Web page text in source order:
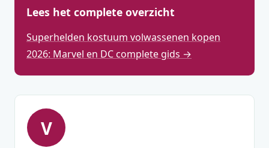
Lees het complete overzicht
Superhelden kostuum volwassenen kopen
2026: Marvel en DC complete gids →
V